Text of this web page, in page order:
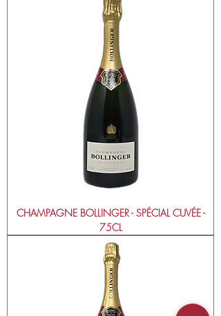
CHAMPAGNE BOLLINGER - SPÉCIAL CUVÉE -
75CL